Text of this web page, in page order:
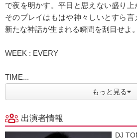
で夜を明かす。平日と思えない盛り
そのプレイはもはや神々しいとすら
新たな神話が生まれる瞬間を刮目せよ。
WEEK : EVERY
TIME...
もっと見る
出演者情報
DJ